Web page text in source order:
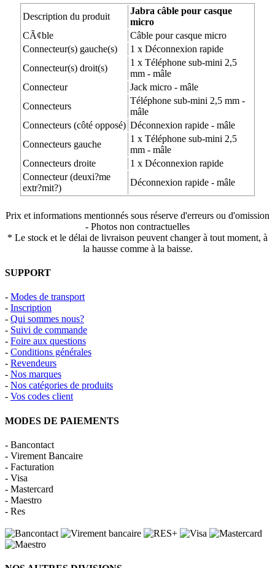
Description du produit
Jabra câble pour casque
micro
CÃ¢ble
Câble pour casque micro
Connecteur(s) gauche(s)
1 x Déconnexion rapide
Connecteur(s) droit(s)
1 x Téléphone sub-mini 2,5
mm - mâle
Connecteur
Jack micro - mâle
Connecteurs
Téléphone sub-mini 2,5 mm -
mâle
Connecteurs (côté opposé) Déconnexion rapide - mâle
Connecteurs gauche
1 x Téléphone sub-mini 2,5
mm - mâle
Connecteurs droite
1 x Déconnexion rapide
Connecteur (deuxi?me
extr?mit?)
Déconnexion rapide - mâle
Prix et informations mentionnés sous réserve d'erreurs ou d'omission
- Photos non contractuelles
* Le stock et le délai de livraison peuvent changer à tout moment, à
la hausse comme à la baisse.
SUPPORT
- Modes de transport
- Inscription
- Qui sommes nous?
- Suivi de commande
- Foire aux questions
- Conditions générales
- Revendeurs
- Nos marques
- Nos catégories de produits
- Vos codes client
MODES DE PAIEMENTS
- Bancontact
- Virement Bancaire
- Facturation
- Visa
- Mastercard
- Maestro
- Res